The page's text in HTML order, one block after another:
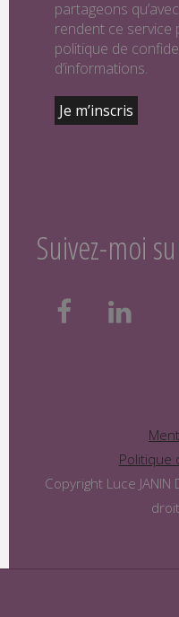
partageons
rendent ce service
politique de
d’informations.
Suivez-moi
Politique
Copyright Luce JANIN